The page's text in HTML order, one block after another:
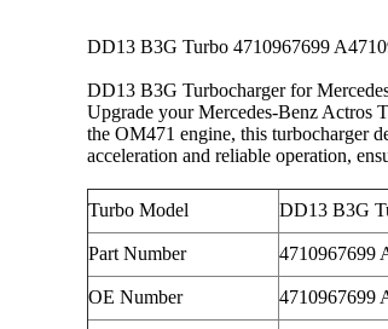
DD13 B3G Turbo 4710967699
DD13 B3G Turbocharger for
Upgrade your Mercedes-Benz Actros
the OM471 engine, this turbocharger
acceleration and reliable operation,
Turbo Model DD13 B3G
Part Number 4710967699
OE Number 4710967699